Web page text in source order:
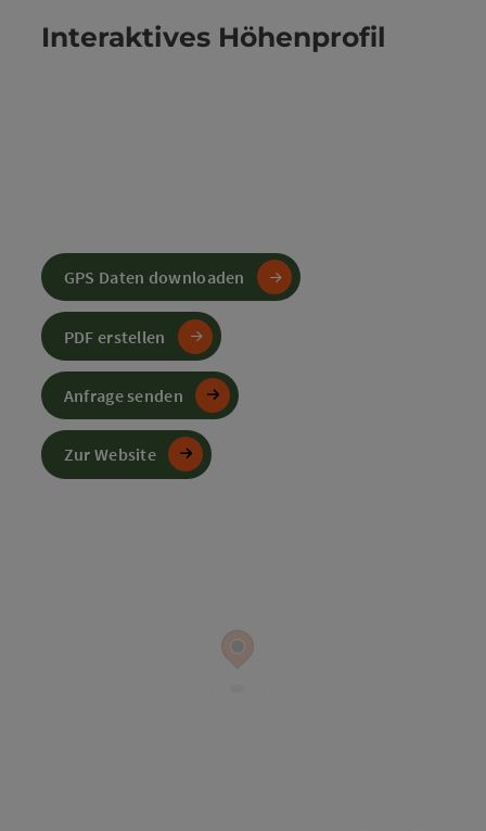
Interaktives Höhenprofil
GPS Daten downloaden
PDF erstellen
Anfrage senden
Zur Website